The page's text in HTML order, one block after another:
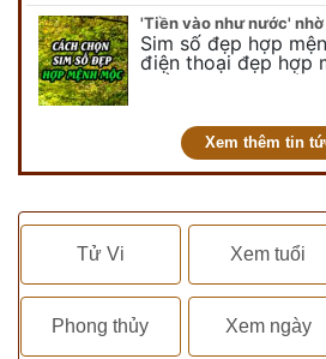
chuyên…
Sim số đẹp hợp
điện thoại đẹp hợp
điểm ra sao? Dưới
Xem thêm tin
Tử Vi Xem tuổi
Phong thủy Xem ngày